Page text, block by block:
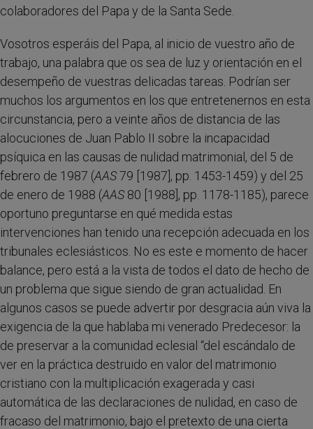
colaboradores del Papa y de la Santa Sede.
Vosotros esperáis del Papa, al inicio de vuestro año de
trabajo, una palabra que os sea de luz y orientación en el
desempeño de vuestras delicadas tareas. Podrían ser
muchos los argumentos en los que entretenernos en esta
circunstancia, pero a veinte años de distancia de las
alocuciones de Juan Pablo II sobre la incapacidad
psíquica en las causas de nulidad matrimonial, del 5 de
febrero de 1987 (AAS79 [1987], pp. 1453-1459) y del 25
de enero de 1988 (AAS 80 [1988], pp. 1178-1185), parece
oportuno preguntarse en qué medida estas
intervenciones han tenido una recepción adecuada en los
tribunales eclesiásticos. No es este e momento de hacer
balance, pero está a la vista de todos el dato de hecho de
un problema que sigue siendo de gran actualidad. En
algunos casos se puede advertir por desgracia aún viva la
exigencia de la que hablaba mi venerado Predecesor: la
de preservar a la comunidad eclesial “del escándalo de
ver en la práctica destruido en valor del matrimonio
cristiano con la multiplicación exagerada y casi
automática de las declaraciones de nulidad, en caso de
fracaso del matrimonio, bajo el pretexto de una cierta